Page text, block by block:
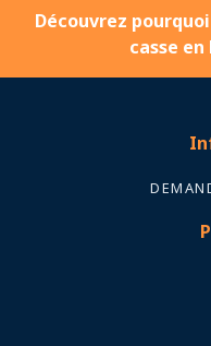
Découvrez
casse en